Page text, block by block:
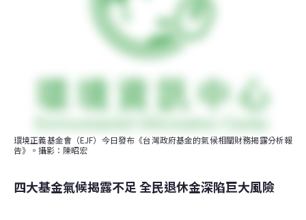
環境正義基金會（EJF）今日發布《台灣政府基金的氣候相關財務揭露分析報
告》。攝影：陳昭宏
四大基金氣候揭露不足 全民退休金深陷巨大風險